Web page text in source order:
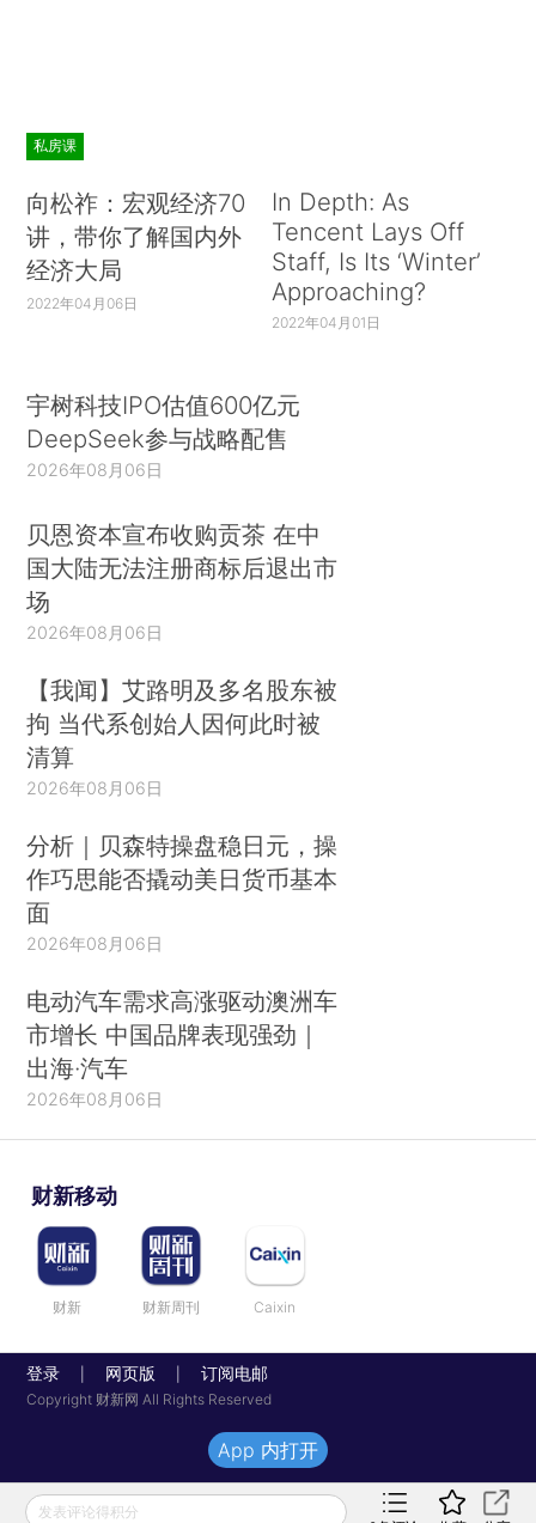
私房课
向松祚：宏观经济70
讲，带你了解国内外
经济大局
2022年04月06日
In Depth: As
Tencent Lays Off
Staff, Is Its ‘Winter’
Approaching?
2022年04月01日
宇树科技IPO估值600亿元
DeepSeek参与战略配售
2026年08月06日
贝恩资本宣布收购贡茶 在中
国大陆无法注册商标后退出市
场
2026年08月06日
【我闻】艾路明及多名股东被
拘 当代系创始人因何此时被
清算
2026年08月06日
分析｜贝森特操盘稳日元，操
作巧思能否撬动美日货币基本
面
2026年08月06日
电动汽车需求高涨驱动澳洲车
市增长 中国品牌表现强劲｜
出海·汽车
2026年08月06日
财新移动
财新 财新周刊 Caixin
登录 网页版 订阅电邮
Copyright 财新网 All Rights Reserved
发表评论得积分
App 内打开